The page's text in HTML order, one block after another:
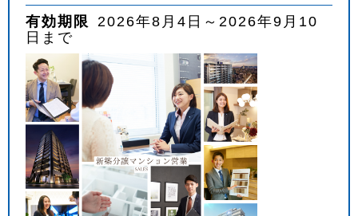
有効期限 2026年8月4日～2026年9月10
日まで